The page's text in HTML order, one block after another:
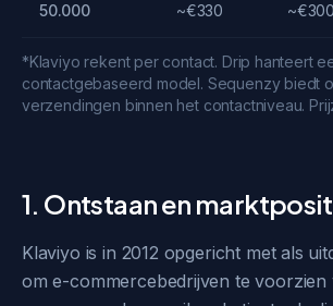
50.000 ~€330 ~€300
*Klaviyo rekent per contact. Drip hanteert
contactgebaseerd model. Sequenzy biedt
verzendingen binnen het contactniveau.
1. Ontstaan en
Klaviyo is in 2012 opgericht met als
om e-commercebedrijven te voorzien